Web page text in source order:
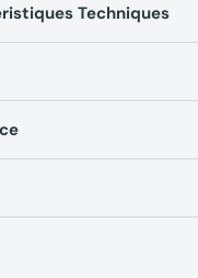
: LED
Techniques